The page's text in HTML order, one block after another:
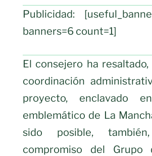
Publicidad:
banners=6 count=1]
El consejero ha resaltado,
coordinación
proyecto, enclavado
emblemático de La
sido posible,
compromiso del Grupo